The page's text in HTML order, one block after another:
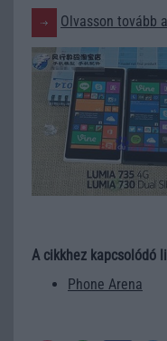
Olvasson tovább
A cikkhez kapcsolódó
Phone Arena